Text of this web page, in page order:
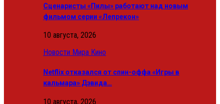
Сценаристы «Пилы» работают над новым
фильмом серии «Лепрекон»
10 августа, 2026
Новости Мира Кино
Netflix отказался от спин-оффа «Игры в
кальмара» Дэвида…
10 августа, 2026